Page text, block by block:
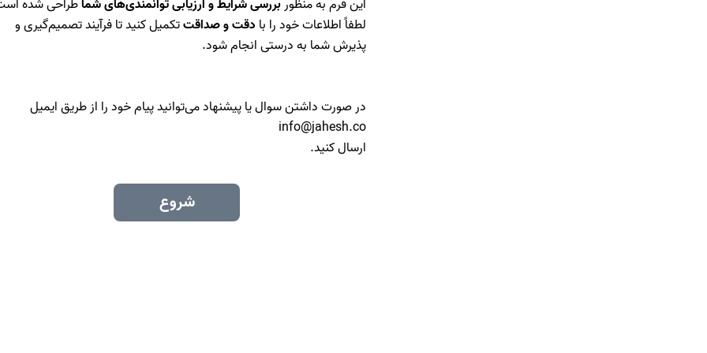
این فرم به منظوربررسی شرایط و ارزیابی توانمندی‌های شماطراحی شده
لطفاً اطلاعات خود را با دقت و صداقتتکمیل کنید تا فرآیند تصمیم‌گیری و
پذیرش شما به درستی انجام شود.
در صورت داشتن سوال یا پیشنهاد می‌توانید پیام خود را از طریق ایمیل
info@jahesh.co
ارسال کنید.
شروع